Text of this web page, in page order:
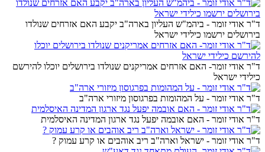
ד"ר אודי זומר - ביהמ"ש העליון בארה"ב יקבע האם אזרחים שנולדו
בירושלים ירשמו כילידי ישראל
ד"ר אודי זומר- האם אזרחים אמריקנים שנולדו בירושלים יוכלו להירשם
כילידי ישראל
ד"ר אודי זומר - על המהומות בפרגוסון מיזורי ארה"ב
ד"ר אודי זומר - האם אובמה יפעל נגד ארגון המדינה האיסלמית
ד"ר אודי זומר - ישראל וארה"ב ריב אוהבים או קרע עמוק ?